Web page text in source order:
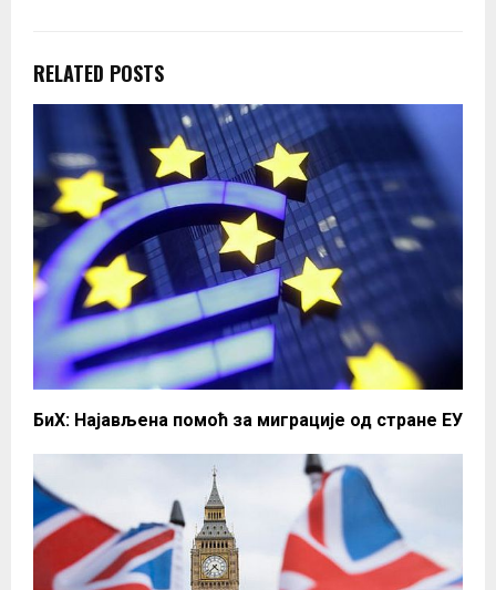
RELATED POSTS
БиХ: Најављена помоћ за миграције од стране ЕУ